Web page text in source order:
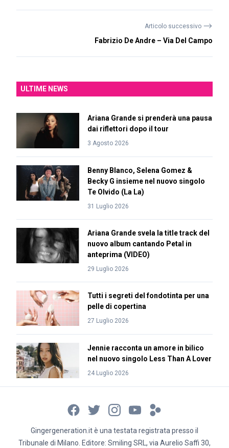
Articolo successivo ⟶
Fabrizio De Andre – Via Del Campo
ULTIME NEWS
Ariana Grande si prenderà una pausa
dai riflettori dopo il tour
3 Agosto 2026
Benny Blanco, Selena Gomez &
Becky G insieme nel nuovo singolo
Te Olvido (La La)
31 Luglio 2026
Ariana Grande svela la title track del
nuovo album cantando Petal in
anteprima (VIDEO)
29 Luglio 2026
Tutti i segreti del fondotinta per una
pelle di copertina
27 Luglio 2026
Jennie racconta un amore in bilico
nel nuovo singolo Less Than A Lover
24 Luglio 2026
Gingergeneration.it è una testata registrata presso il
Tribunale di Milano. Editore: Smiling SRL, via Aurelio Saffi 30,